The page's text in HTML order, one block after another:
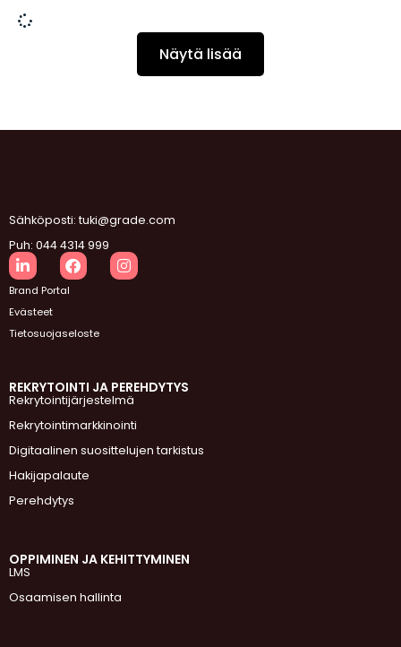
Näytä lisää
Sähköposti: tuki@grade.com
Puh: 044 4314 999
Brand Portal
Evästeet
Tietosuojaseloste
REKRYTOINTI JA PEREHDYTYS
Rekrytointijärjestelmä
Rekrytointimarkkinointi
Digitaalinen suosittelujen tarkistus
Hakijapalaute
Perehdytys
OPPIMINEN JA KEHITTYMINEN
LMS
Osaamisen hallinta